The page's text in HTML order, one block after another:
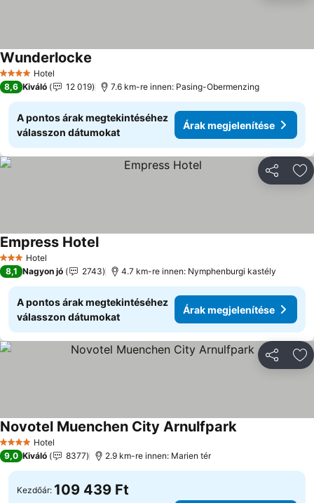
4 KategóriaHotel
Wunderlocke
8,6 Kiváló 12 019 7.6 km-re innen: Pasing-Obermenzing
A pontos árak megtekintéséhez
válasszon dátumokat
Árak megjelenítése
3 Kategória
Hotel
Empress HotelÁrak megjelenítése
8,1 Nagyon jó 2743 4.7 km-re innen: Nymphenburgi kastély
A pontos árak megtekintéséhez
válasszon dátumokat
Árak megjelenítése
4 KategóriaHotel
Novotel Muenchen City ArnulfparkÁrak
9,0 Kiváló 8377 2.9 km-re innen: Marien tér
Kezdőár: 109 439 Ft